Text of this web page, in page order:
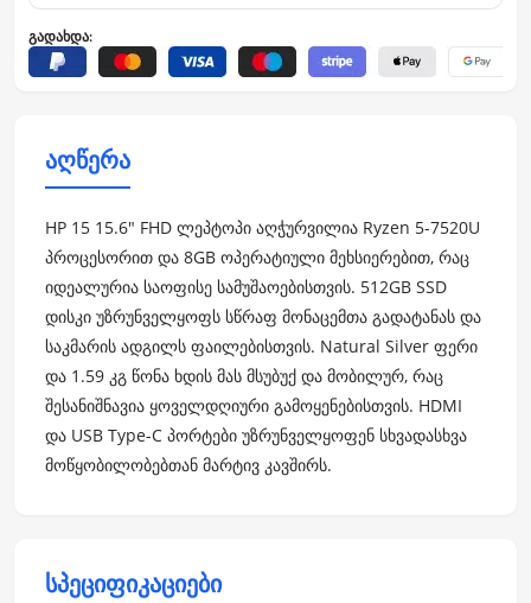
გადახდა:
აღწერა
HP 15 15.6" FHD ლეპტოპი აღჭურვილია Ryzen 5-7520U
პროცესორით და 8GB ოპერატიული მეხსიერებით, რაც
იდეალურია საოფისე სამუშაოებისთვის. 512GB SSD
დისკი უზრუნველყოფს სწრაფ მონაცემთა გადატანას და
საკმარის ადგილს ფაილებისთვის. Natural Silver ფერი
და 1.59 კგ წონა ხდის მას მსუბუქ და მობილურ, რაც
შესანიშნავია ყოველდღიური გამოყენებისთვის. HDMI
და USB Type-C პორტები უზრუნველყოფენ სხვადასხვა
მოწყობილობებთან მარტივ კავშირს.
სპეციფიკაციები